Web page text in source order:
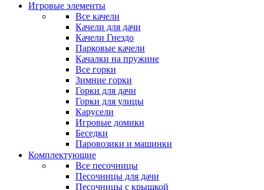
Игровые элементы
Все качели
Качели для дачи
Качели Гнездо
Парковые качели
Качалки на пружине
Все горки
Зимние горки
Горки для дачи
Горки для улицы
Карусели
Игровые домики
Беседки
Паровозики и машинки
Комплектующие
Все песочницы
Песочницы для дачи
Песочницы с крышкой